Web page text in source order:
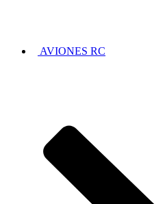
AVIONES RC